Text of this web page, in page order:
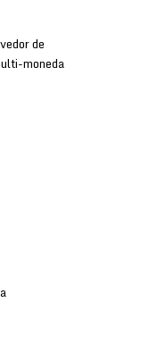
de
moneda